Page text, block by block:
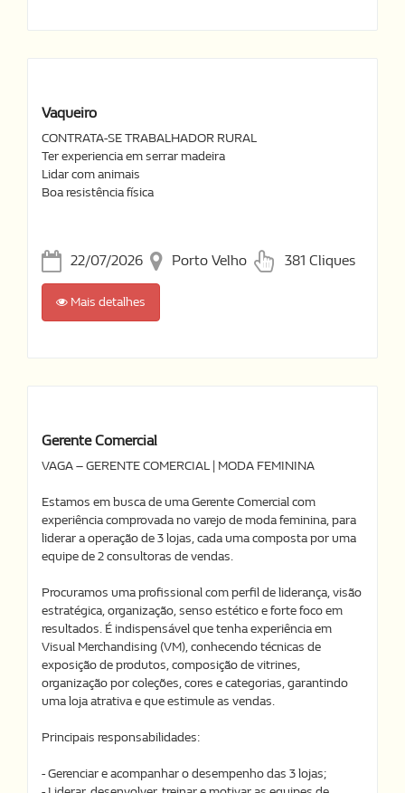
Vaqueiro
CONTRATA-SE TRABALHADOR RURAL
Ter experiencia em serrar madeira
Lidar com animais
Boa resistência física
22/07/2026 Porto Velho 381 Cliques
Mais detalhes
Gerente Comercial
VAGA – GERENTE COMERCIAL | MODA FEMININA
Estamos em busca de uma Gerente Comercial com
experiência comprovada no varejo de moda feminina, para
liderar a operação de 3 lojas, cada uma composta por uma
equipe de 2 consultoras de vendas.
Procuramos uma profissional com perfil de liderança, visão
estratégica, organização, senso estético e forte foco em
resultados. É indispensável que tenha experiência em
Visual Merchandising (VM), conhecendo técnicas de
exposição de produtos, composição de vitrines,
organização por coleções, cores e categorias, garantindo
uma loja atrativa e que estimule as vendas.
Principais responsabilidades:
- Gerenciar e acompanhar o desempenho das 3 lojas;